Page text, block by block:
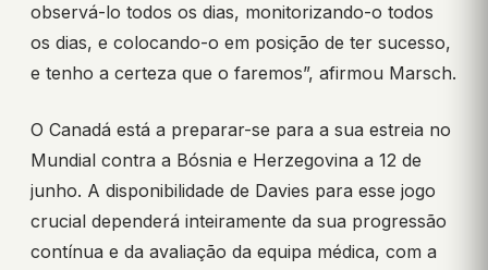
observá-lo todos os dias, monitorizando-o todos
os dias, e colocando-o em posição de ter sucesso,
e tenho a certeza que o faremos”, afirmou Marsch.
O Canadá está a preparar-se para a sua estreia no
Mundial contra a Bósnia e Herzegovina a 12 de
junho. A disponibilidade de Davies para esse jogo
crucial dependerá inteiramente da sua progressão
contínua e da avaliação da equipa médica, com a